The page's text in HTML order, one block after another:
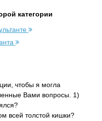
категории
чтобы я могла
Вами вопросы. 1)
всей толстой кишки?